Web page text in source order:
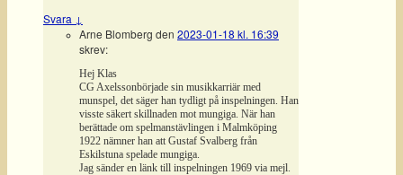
Svara ↓
Arne Blomberg den 2023-01-18 kl. 16:39
skrev:
Hej Klas
CG Axelssonbörjade sin musikkarriär med
munspel, det säger han tydligt på inspelningen. Han
visste säkert skillnaden mot mungiga. När han
berättade om spelmanstävlingen i Malmköping
1922 nämner han att Gustaf Svalberg från
Eskilstuna spelade mungiga.
Jag sänder en länk till inspelningen 1969 via mejl.